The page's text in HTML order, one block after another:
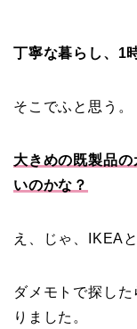
丁寧な暮らし、1
そこでふと思う。
大きめの既製品
いのかな？
え、じゃ、IKEA
ダメモトで探し
りました。